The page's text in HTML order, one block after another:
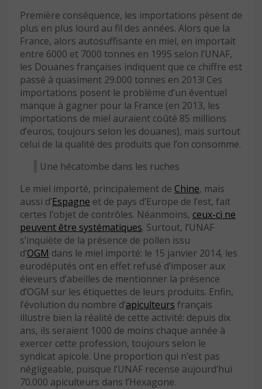
Première conséquence, les importations pèsent de
plus en plus lourd au fil des années. Alors que la
France, alors autosuffisante en miel, en importait
entre 6000 et 7000 tonnes en 1995 selon l’UNAF,
les Douanes françaises indiquent que ce chiffre est
passé à quasiment 29.000 tonnes en 2013! Ces
importations posent le problème d’un éventuel
manque à gagner pour la France (en 2013, les
importations de miel auraient coûté 85 millions
d’euros, toujours selon les douanes), mais surtout
celui de la qualité des produits que l’on consomme.
Une hécatombe dans les ruches
Le miel importé, principalement de Chine, mais
aussi d’Espagne et de pays d’Europe de l’est, fait
certes l’objet de contrôles. Néanmoins, ceux-ci ne
peuvent être systématiques. Surtout, l’UNAF
s’inquiète de la présence de pollen issu
d’OGM dans le miel importé: le 15 janvier 2014, les
eurodéputés ont en effet refusé d’imposer aux
éleveurs d’abeilles de mentionner la présence
d’OGM sur les étiquettes de leurs produits. Enfin,
l’évolution du nombre d’apiculteurs français
illustre bien la réalité de cette activité: depuis dix
ans, ils seraient 1000 de moins chaque année à
exercer cette profession, toujours selon le
syndicat apicole. Une proportion qui n’est pas
négligeable, puisque l’UNAF recense aujourd’hui
70.000 apiculteurs dans l’Hexagone.